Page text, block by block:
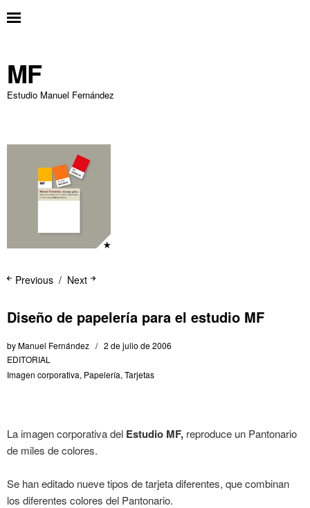
MF
Estudio Manuel Fernández
Next
Previous
Diseño de papelería para el estudio MF
byManuel Fernández
2 de julio de 2006
EDITORIAL
Imagen corporativa, Papelería, Tarjetas
La imagen corporativa del Estudio MF, reproduce un Pantonario
de miles de colores.
Se han editado nueve tipos de tarjeta diferentes, que combinan
los diferentes colores del Pantonario.